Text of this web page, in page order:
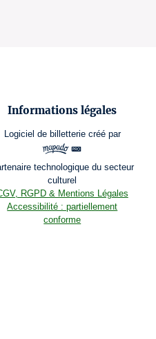
Informations légales
Logiciel de billetterie créé par
technologique du secteur
culturel
RGPD & Mentions Légales
Accessibilité : partiellement
conforme